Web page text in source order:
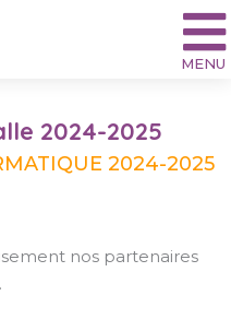
2024-2025
2024-2025
nos partenaires